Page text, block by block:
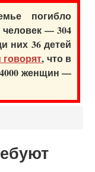
погибло
— 304
них 36 детей
говорят, что в
женщин —